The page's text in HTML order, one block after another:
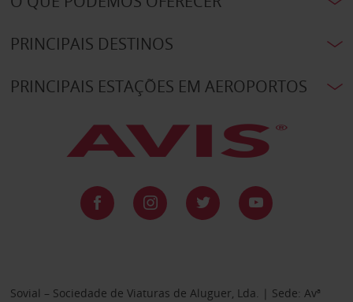
PRINCIPAIS DESTINOS
PRINCIPAIS ESTAÇÕES EM AEROPORTOS
Sovial – Sociedade de Viaturas de Aluguer, Lda. | Sede: Avª